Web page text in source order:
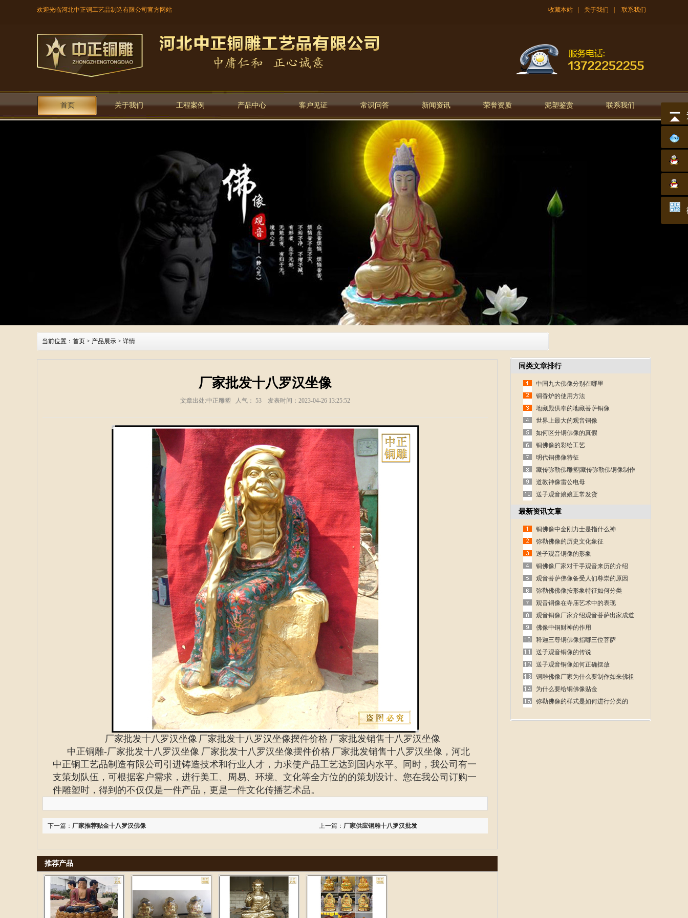
欢迎光临河北中正铜工艺品制造有限公司官方网站 收藏本站 关于我们 联系我们
首页 关于我们 工程案例 产品中心 客户见证 常识问答 新闻资讯 荣誉资质 泥塑鉴赏 联系我们
当前位置： 首页 > 产品展示 > 详情
厂家批发十八罗汉坐像
文章出处:中正雕塑 人气： 53 发表时间：2023-04-26 13:25:52
厂家批发十八罗汉坐像 厂家批发十八罗汉坐像摆件价格 厂家批发销售十八罗汉坐像
中正铜雕-厂家批发十八罗汉坐像 厂家批发十八罗汉坐像摆件价格 厂家批发销售十八罗汉坐像，河北
中正铜工艺品制造有限公司引进铸造技术和行业人才，力求使产品工艺达到国内水平。同时，我公司有一
支策划队伍，可根据客户需求，进行美工、周易、环境、文化等全方位的的策划设计。您在我公司订购一
件雕塑时，得到的不仅仅是一件产品，更是一件文化传播艺术品。
上一篇： 厂家供应铜雕十八罗汉批发
下一篇： 厂家推荐贴金十八罗汉佛像
推荐产品
同类文章排行
中国九大佛像分别在哪里
铜香炉的使用方法
地藏殿供奉的地藏菩萨铜像
世界上最大的观音铜像
如何区分铜佛像的真假
铜佛像的彩绘工艺
明代铜佛像特征
藏传弥勒佛雕塑|藏传弥勒佛铜像制作
道教神像雷公电母
送子观音娘娘正常发货
最新资讯文章
铜佛像中金刚力士是指什么神
弥勒佛像的历史文化象征
送子观音铜像的形象
铜佛像厂家对千手观音来历的介绍
观音菩萨佛像备受人们尊崇的原因
弥勒佛佛像按形象特征如何分类
观音铜像在寺庙艺术中的表现
观音铜像厂家介绍观音菩萨出家成道
的故事
佛像中铜财神的作用
释迦三尊铜佛像指哪三位菩萨
送子观音铜像的传说
送子观音铜像如何正确摆放
铜雕佛像厂家为什么要制作如来佛祖
呢
为什么要给铜佛像贴金
弥勒佛像的样式是如何进行分类的